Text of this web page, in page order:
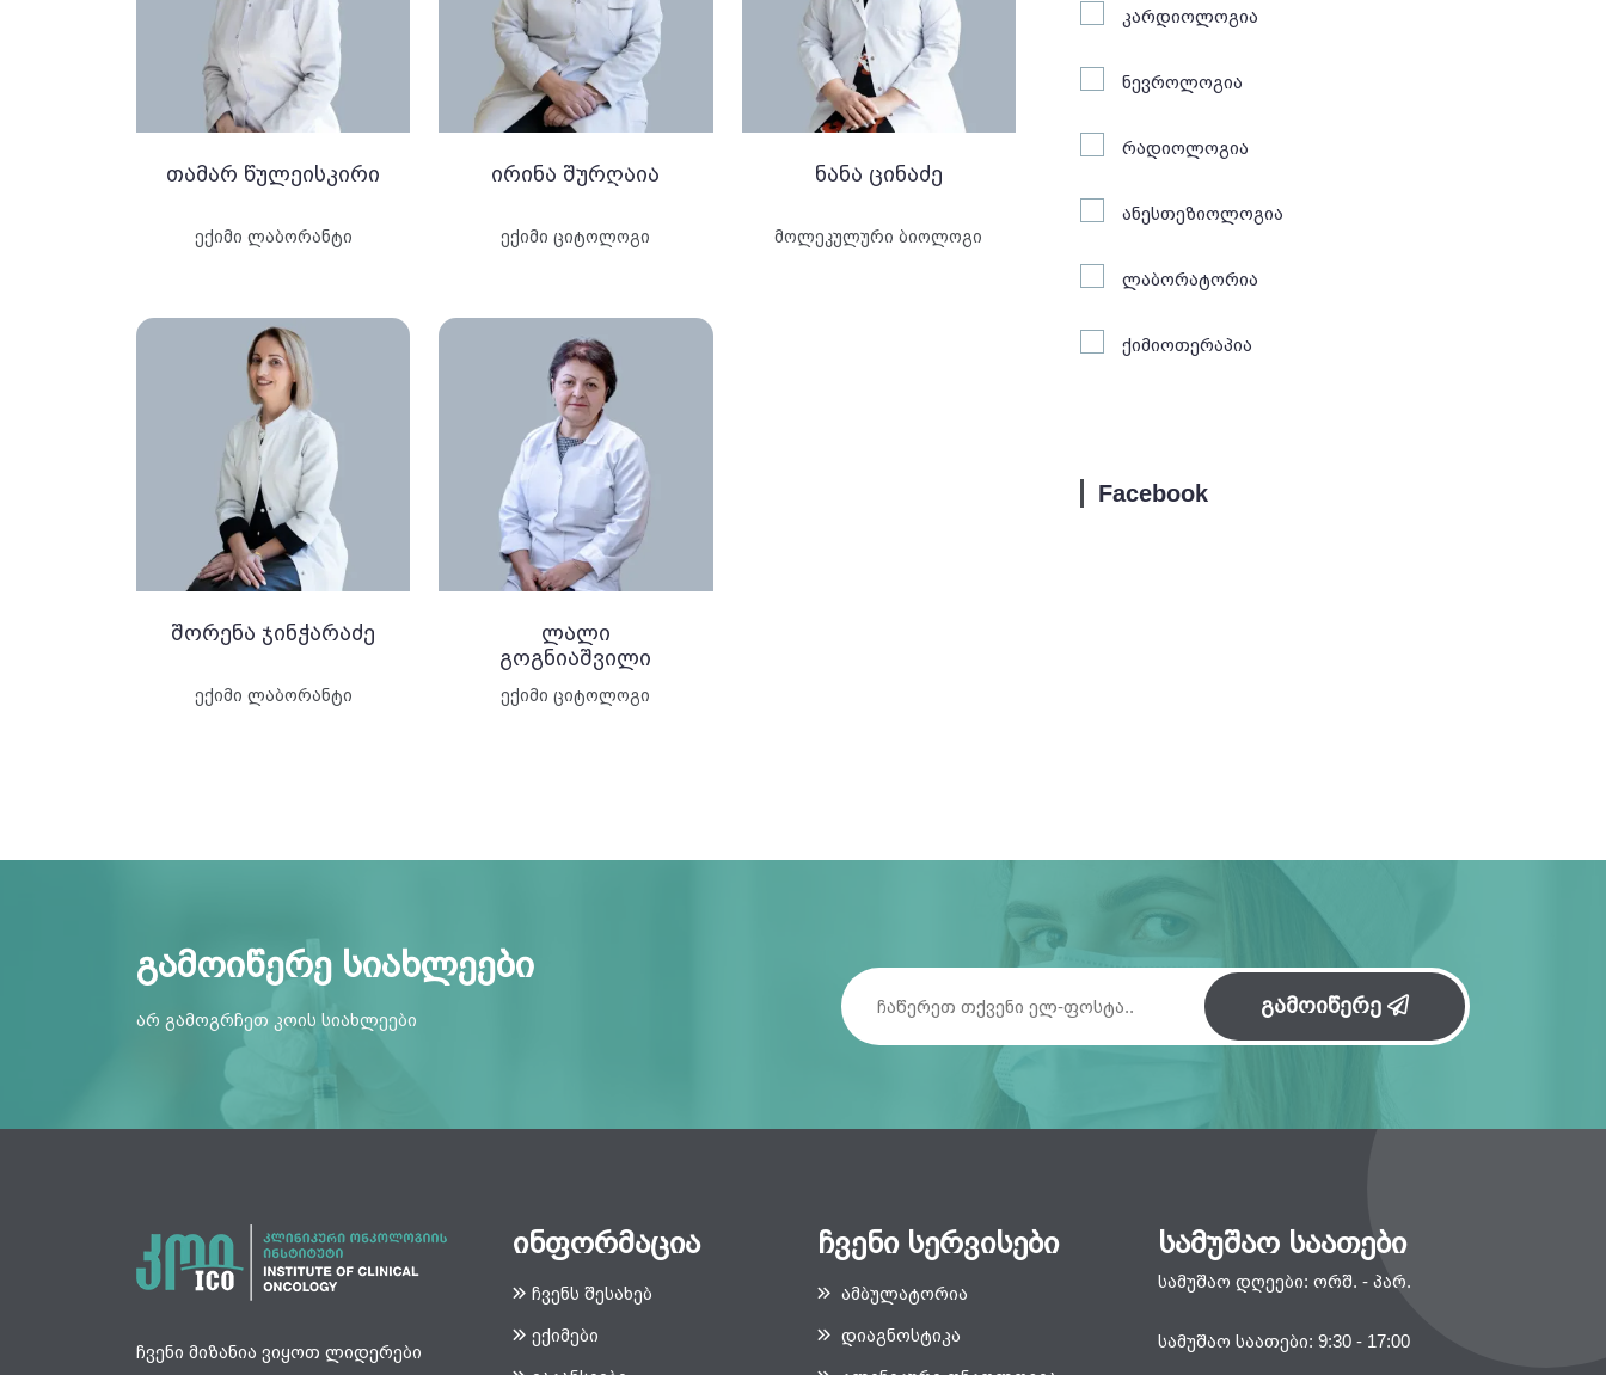
თამარ წულეისკირი
ექიმი ლაბორანტი
ირინა შურღაია
ექიმი ციტოლოგი
ნანა ცინაძე
მოლეკულური ბიოლოგი
შორენა ჯინჭარაძე
ექიმი ლაბორანტი
ლალი
გოგნიაშვილი
ექიმი ციტოლოგი
კარდიოლოგია
ნევროლოგია
რადიოლოგია
ანესთეზიოლოგია
ლაბორატორია
ქიმიოთერაპია
Facebook
გამოიწერე სიახლეები
არ გამოგრჩეთ კოის სიახლეები
გამოიწერე
ჩვენი მიზანია ვიყოთ ლიდერები
ინფორმაცია
ჩვენს შესახებ
ექიმები
ჩვენი სერვისები
ამბულატორია
დიაგნოსტიკა
სამუშაო საათები
სამუშაო დღეები: ორშ. - პარ.
სამუშაო საათები: 9:30 - 17:00